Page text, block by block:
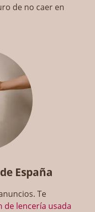
de no caer en
España
Te
de lencería usada